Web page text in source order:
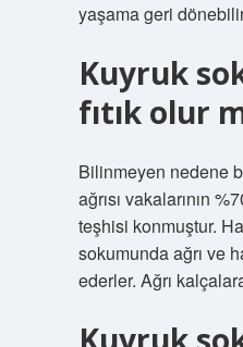
yaşama geri
Kuyruk
fıtık olur
Bilinmeyen nedene
ağrısı vakalarının
teşhisi konmuştur.
sokumunda ağrı ve
ederler. Ağrı